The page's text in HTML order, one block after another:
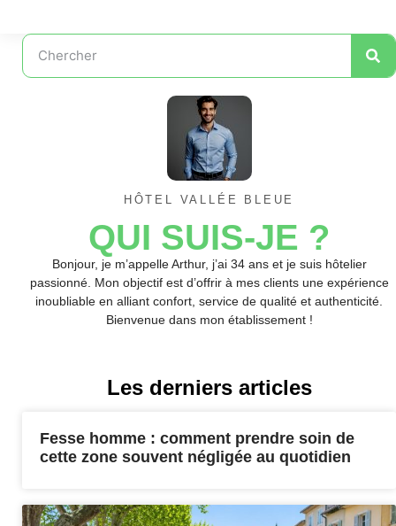
HÔTEL VALLÉE BLEUE
QUI SUIS-JE ?
Bonjour, je m’appelle Arthur, j’ai 34 ans et je suis hôtelier
passionné. Mon objectif est d’offrir à mes clients une expérience
inoubliable en alliant confort, service de qualité et authenticité.
Bienvenue dans mon établissement !
Les derniers articles
Fesse homme : comment prendre soin de
cette zone souvent négligée au quotidien